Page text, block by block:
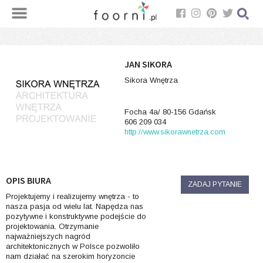
JAN SIKORA
Sikora Wnętrza
Focha 4a/ 80-156 Gdańsk
606 209 034
http://www.sikorawnetrza.com
OPIS BIURA
Projektujemy i realizujemy wnętrza - to
nasza pasja od wielu lat. Napędza nas
pozytywne i konstruktywne podejście do
projektowania. Otrzymanie
najważniejszych nagród
architektonicznych w Polsce pozwoliło
nam działać na szerokim horyzoncie
ZADAJ PYTANIE